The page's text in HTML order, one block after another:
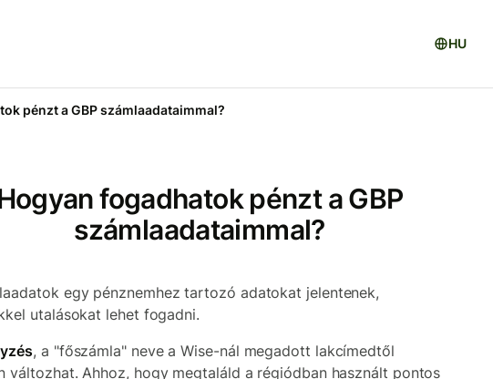
HU
pénzt a GBP számlaadataimmal?
fogadhatok pénzt a GBP
számlaadataimmal?
egy pénznemhez tartozó adatokat jelentenek,
utalásokat lehet fogadni.
, a "főszámla" neve a Wise-nál megadott lakcímedtől
változhat. Ahhoz, hogy megtaláld a régiódban használt pontos